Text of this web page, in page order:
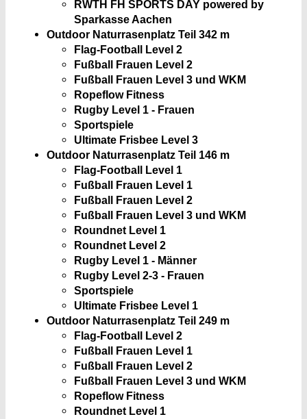
RWTH FH SPORTS DAY powered by
Sparkasse Aachen
Outdoor Naturrasenplatz Teil 342 m
Flag-Football Level 2
Fußball Frauen Level 2
Fußball Frauen Level 3 und WKM
Ropeflow Fitness
Rugby Level 1 - Frauen
Sportspiele
Ultimate Frisbee Level 3
Outdoor Naturrasenplatz Teil 146 m
Flag-Football Level 1
Fußball Frauen Level 1
Fußball Frauen Level 2
Fußball Frauen Level 3 und WKM
Roundnet Level 1
Roundnet Level 2
Rugby Level 1 - Männer
Rugby Level 2-3 - Frauen
Sportspiele
Ultimate Frisbee Level 1
Outdoor Naturrasenplatz Teil 249 m
Flag-Football Level 2
Fußball Frauen Level 1
Fußball Frauen Level 2
Fußball Frauen Level 3 und WKM
Ropeflow Fitness
Roundnet Level 1